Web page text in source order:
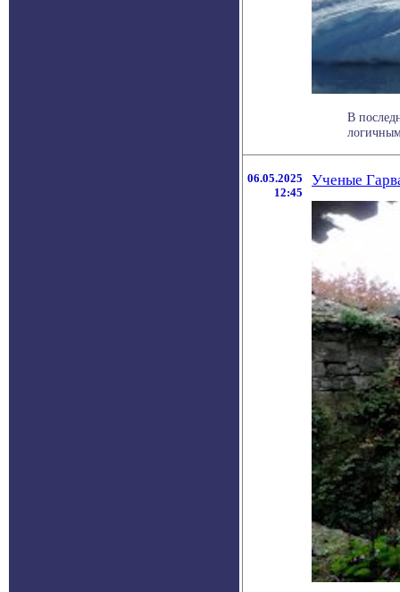
В
06.05.2025
12:45
Ученые